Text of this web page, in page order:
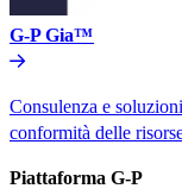
G-P Gia™​​
Consulenza e
conformità delle
Piattaforma G-P​​